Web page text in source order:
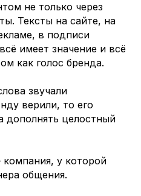
не только через
Тексты на сайте, на
в подписи
имеет значение и всё
как голос бренда.
звучали
верили, то его
дополнять целостный
у которой
общения.